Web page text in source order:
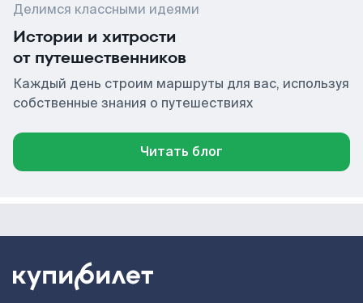
Делимся классными идеями
Истории и хитрости
от путешественников
Каждый день строим маршруты для вас, используя
собственные знания о путешествиях
Читать блог